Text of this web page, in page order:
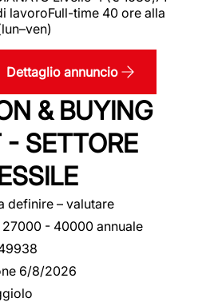
lavoroFull-time 40 ore alla
Dettaglio annuncio
& BUYING
SETTORE
definire – valutare
27000 - 40000 annuale
6/8/2026